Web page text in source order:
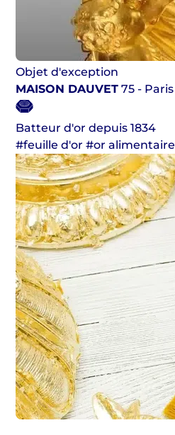
Objet d'exception
MAISON DAUVET 75 - Paris
Batteur d'or depuis 1834
#feuille d'or #or alimentaire